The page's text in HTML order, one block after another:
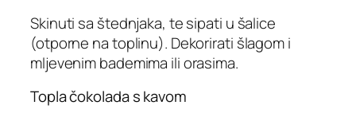
Skinuti sa štednjaka, te sipati u šalice
(otporne na toplinu). Dekorirati šlagom i
mljevenim bademima ili orasima.
Topla čokolada s kavom